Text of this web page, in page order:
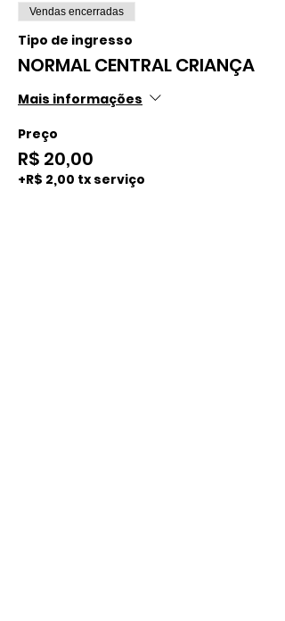
Vendas encerradas
Tipo de ingresso
NORMAL CENTRAL CRIANÇA
Mais informações
Preço
R$ 20,00
+R$ 2,00 tx serviço